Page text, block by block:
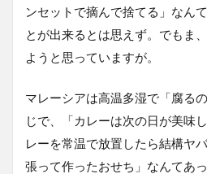
ンセットで摘んで捨てる」なん
とが出来るとは思えず。でもま
ようと思っていますが。
マレーシアは高温多湿で「腐る
じで、「カレーは次の日が美味
レーを常温で放置したら結構ヤ
張って作ったおせち」なんてあ